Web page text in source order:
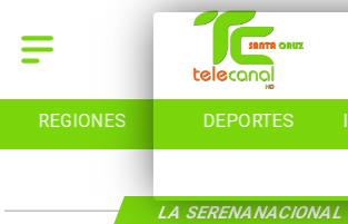
REGIONES DEPORTES
LA SERENANACIONAL